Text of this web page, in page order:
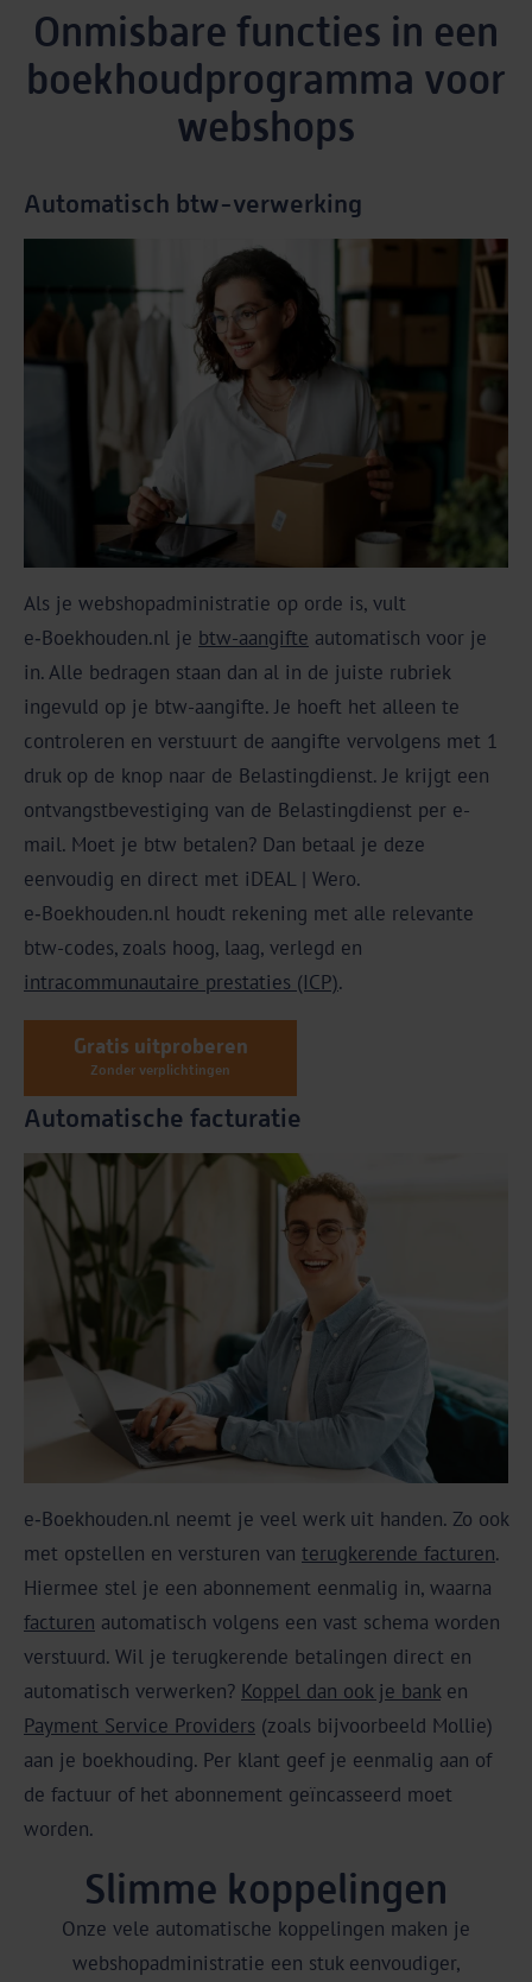
Onmisbare functies in een
boekhoudprogramma voor
webshops
Automatisch btw-verwerking
Als je webshopadministratie op orde is, vult
e‑Boekhouden.nl je btw-aangifte automatisch voor je
in. Alle bedragen staan dan al in de juiste rubriek
ingevuld op je btw-aangifte. Je hoeft het alleen te
controleren en verstuurt de aangifte vervolgens met 1
druk op de knop naar de Belastingdienst. Je krijgt een
ontvangstbevestiging van de Belastingdienst per e-
mail. Moet je btw betalen? Dan betaal je deze
eenvoudig en direct met iDEAL | Wero.
e‑Boekhouden.nl houdt rekening met alle relevante
btw-codes, zoals hoog, laag, verlegd en
intracommunautaire prestaties (ICP).
Gratis uitproberen
Zonder verplichtingen
Automatische facturatie
e‑Boekhouden.nl neemt je veel werk uit handen. Zo ook
met opstellen en versturen van terugkerende facturen.
Hiermee stel je een abonnement eenmalig in, waarna
facturen automatisch volgens een vast schema worden
verstuurd. Wil je terugkerende betalingen direct en
automatisch verwerken? Koppel dan ook je banken
Payment Service Providers (zoals bijvoorbeeld Mollie)
aan je boekhouding. Per klant geef je eenmalig aan of
de factuur of het abonnement geïncasseerd moet
worden.
Slimme koppelingen
Onze vele automatische koppelingen maken je
webshopadministratie een stuk eenvoudiger,